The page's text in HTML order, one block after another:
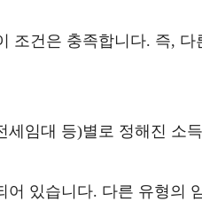
조건은 충족합니다. 즉, 다
세임대 등)별로 정해진 소득
어 있습니다. 다른 유형의